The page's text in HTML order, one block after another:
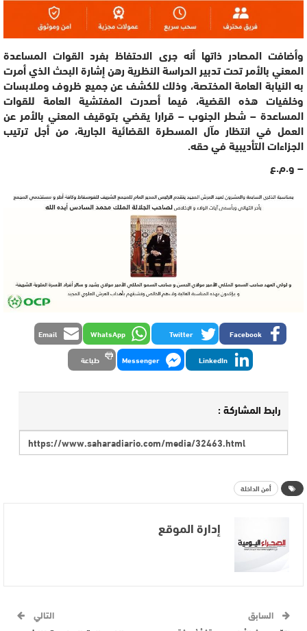
وأضافت المصادر ذاتها أنه جرى الاحتفاظ بفرد القوات المساعدة
المعني بالأمر تحت تدبير الحراسة النظرية رهن إشارة البحث الذي أمرت
به النيابة العامة المختصة، وذلك للكشف عن جميع ظروف وملابسات
وخلفيات هذه القضية، فيما أصدرت المفتشية العامة للقوات
المساعدة – شطر الجنوب – قرارا يقضي بتوقيف المعني بالأمر عن
العمل في انتظار مآل المسطرة القضائية الجارية، من أجل ترتيب
الجزاءات التأديبية في حقه.
– و.م.ع
Facebook
Twitter
WhatsApp
Email
LinkedIn
Messenger طباعة
رابط المشاركة :
أمن الداخلة
إدارة الموقع
السابق التالي